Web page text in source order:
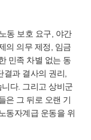
동 보호 요구, 야간
의 의무 제정, 임금
민족 차별 없는 동
과 결사의 권리,
다. 그리고 상비군
은 그 뒤로 오랜 기
동자계급 운동을 위